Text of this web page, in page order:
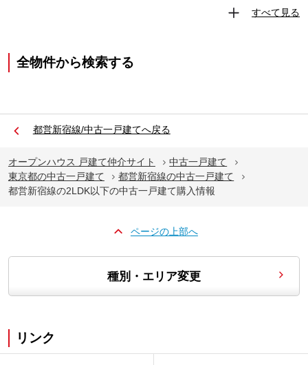
すべて見る
全物件から検索する
都営新宿線/中古一戸建てへ戻る
オープンハウス 戸建て仲介サイト
中古一戸建て
東京都の中古一戸建て
都営新宿線の中古一戸建て
都営新宿線の2LDK以下の中古一戸建て購入情報
ページの上部へ
種別・エリア変更
リンク